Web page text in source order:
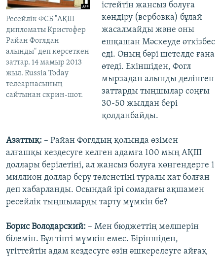
Ресейлік ФСБ "АҚШ
дипломаты Кристофер
Райан Фоглдан
алынды" деп көрсеткен
заттар. 14 мамыр 2013
жыл. Russia Today
телеарнасының
сайтынан скрин-шот.
істейтін жансыз болуға
көндіру (вербовка) бұлай
жасалмайды және оны
ешқашан Мәскеуде өткізбес
еді. Оның бәрі шетелде ғана
өтеді. Екіншіден, Фогл
мырзадан алынды делінген
заттарды тыңшылар соңғы
30-50 жылдан бері
қолданбайды.
Азаттық: – Райан Фоглдың қолында өзімен
алғашқы кездесуге келген адамға 100 мың АҚШ
доллары берілетіні, ал жансыз болуға көнгендерге 1
миллион доллар беру төленетіні туралы хат болған
деп хабарланды. Осындай ірі сомадағы ақшамен
ресейлік тыңшыларды тарту мүмкін бе?
Борис Володарский: – Мен бюджеттің мөлшерін
білемін. Бұл тіпті мүмкін емес. Біріншіден,
үгіттейтін адам кездесуге өзін әшкерелеуге айғақ